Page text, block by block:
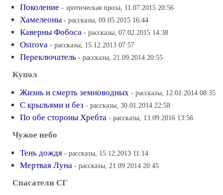
Поколение - эротическая проза, 11.07.2015 20:56
Хамелеоны - рассказы, 09.05.2015 16:44
Каверны Фобоса - рассказы, 07.02.2015 14:38
Ostrova - рассказы, 15.12.2013 07:57
Переключатель - рассказы, 21.09.2014 20:55
Купол
Жизнь и смерть земноводных - рассказы, 12.01.2014 08:35
С крыльями и без - рассказы, 30.01.2014 22:58
По обе стороны Хребта - рассказы, 13.09.2016 13:56
Чужое небо
Тень дождя - рассказы, 15.12.2013 11:14
Мертвая Луна - рассказы, 21.09.2014 20:45
Спасатели СГ